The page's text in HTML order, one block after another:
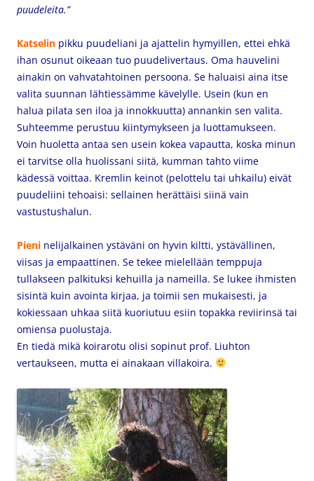
puudeleita.”
Katselin pikku puudeliani ja ajattelin hymyillen, ettei ehkä
ihan osunut oikeaan tuo puudelivertaus. Oma hauvelini
ainakin on vahvatahtoinen persoona. Se haluaisi aina itse
valita suunnan lähtiessämme kävelylle. Usein (kun en
halua pilata sen iloa ja innokkuutta) annankin sen valita.
Suhteemme perustuu kiintymykseen ja luottamukseen.
Voin huoletta antaa sen usein kokea vapautta, koska minun
ei tarvitse olla huolissani siitä, kumman tahto viime
kädessä voittaa. Kremlin keinot (pelottelu tai uhkailu) eivät
puudeliini tehoaisi: sellainen herättäisi siinä vain
vastustushalun.
Pieni nelijalkainen ystäväni on hyvin kiltti, ystävällinen,
viisas ja empaattinen. Se tekee mielellään temppuja
tullakseen palkituksi kehuilla ja nameilla. Se lukee ihmisten
sisintä kuin avointa kirjaa, ja toimii sen mukaisesti, ja
kokiessaan uhkaa siitä kuoriutuu esiin topakka reviirinsä tai
omiensa puolustaja.
En tiedä mikä koirarotu olisi sopinut prof. Liuhton
vertaukseen, mutta ei ainakaan villakoira.